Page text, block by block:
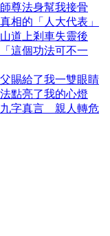
尊法身幫我接骨
相的「人大代表」
道上剎車失靈後
這個功法可不一
賜給了我一雙眼睛
點亮了我的心燈
九字真言 親人轉危